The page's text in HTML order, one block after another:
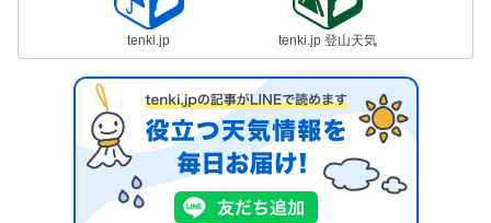
tenki.jp tenki.jp 登山天気